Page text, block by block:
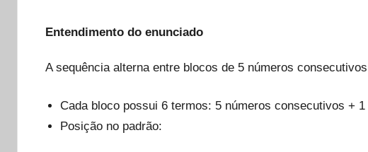
Entendimento do enunciado
A sequência alterna entre blocos de 5 números
Cada bloco possui 6 termos: 5 números consecutivos +
Posição no padrão: